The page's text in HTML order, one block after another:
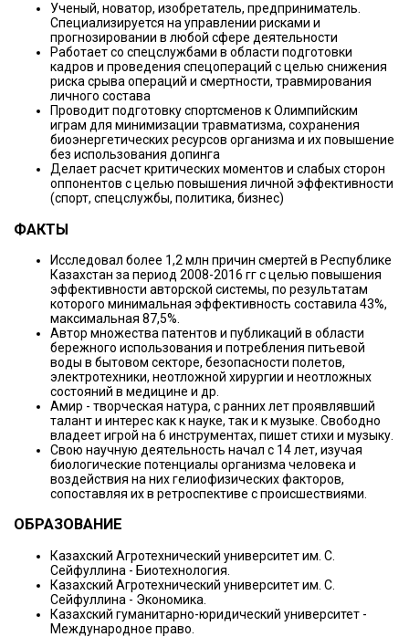
Ученый, новатор, изобретатель, предприниматель.
Специализируется на управлении рисками и
прогнозировании в любой сфере деятельности
Работает со спецслужбами в области подготовки
кадров и проведения спецопераций с целью снижения
риска срыва операций и смертности, травмирования
личного состава
Проводит подготовку спортсменов к Олимпийским
играм для минимизации травматизма, сохранения
биоэнергетических ресурсов организма и их повышение
без использования допинга
Делает расчет критических моментов и слабых сторон
оппонентов с целью повышения личной эффективности
(спорт, спецслужбы, политика, бизнес)
ФАКТЫ
Исследовал более 1,2 млн причин смертей в Республике
Казахстан за период 2008-2016 гг с целью повышения
эффективности авторской системы, по результатам
которого минимальная эффективность составила 43%,
максимальная 87,5%.
Автор множества патентов и публикаций в области
бережного использования и потребления питьевой
воды в бытовом секторе, безопасности полетов,
электротехники, неотложной хирургии и неотложных
состояний в медицине и др.
Амир - творческая натура, с ранних лет проявлявший
талант и интерес как к науке, так и к музыке. Свободно
владеет игрой на 6 инструментах, пишет стихи и музыку.
Свою научную деятельность начал с 14 лет, изучая
биологические потенциалы организма человека и
воздействия на них гелиофизических факторов,
сопоставляя их в ретроспективе с происшествиями.
ОБРАЗОВАНИЕ
Казахский Агротехнический университет им. С.
Сейфуллина - Биотехнология.
Казахский Агротехнический университет им. С.
Сейфуллина - Экономика.
Казахский гуманитарно-юридический университет -
Международное право.